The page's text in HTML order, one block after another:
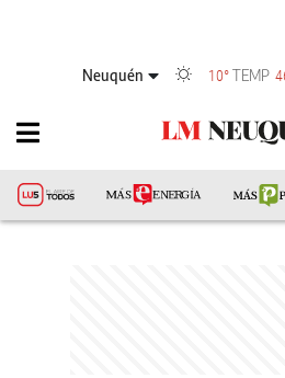
Neuquén 10°TEMP